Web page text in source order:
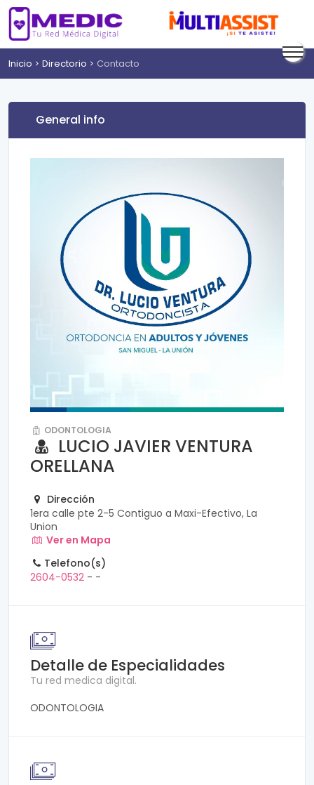
Inicio Directorio Contacto
General info
ODONTOLOGIA
LUCIO JAVIER VENTURA
ORELLANA
Dirección
1era calle pte 2-5 Contiguo a Maxi-Efectivo, La
Union
Ver en Mapa
Telefono(s)
2604-0532 - -
Detalle de Especialidades
Tu red medica digital.
ODONTOLOGIA